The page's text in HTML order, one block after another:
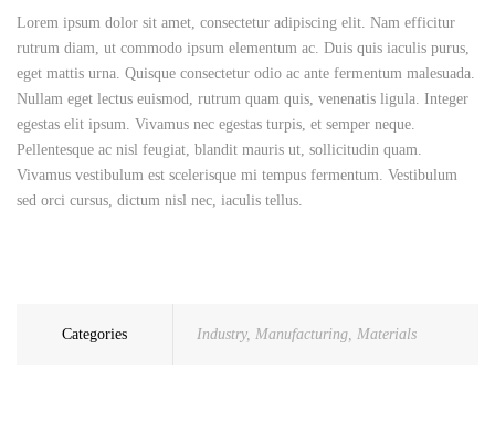
Lorem ipsum dolor sit amet, consectetur adipiscing elit. Nam efficitur
rutrum diam, ut commodo ipsum elementum ac. Duis quis iaculis purus,
eget mattis urna. Quisque consectetur odio ac ante fermentum malesuada.
Nullam eget lectus euismod, rutrum quam quis, venenatis ligula. Integer
egestas elit ipsum. Vivamus nec egestas turpis, et semper neque.
Pellentesque ac nisl feugiat, blandit mauris ut, sollicitudin quam.
Vivamus vestibulum est scelerisque mi tempus fermentum. Vestibulum
sed orci cursus, dictum nisl nec, iaculis tellus.
Categories Industry, Manufacturing Materials